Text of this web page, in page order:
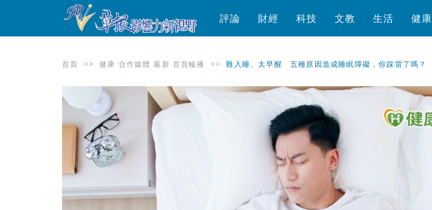
評論 財經 科技 文教 生活 健康
首頁 >> 健康 合作媒體 最新 首頁輪播 >> 難入睡、太早醒 五種原因造成睡眠障礙，你踩雷了嗎？